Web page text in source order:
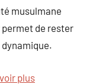
musulmane
de rester
plus